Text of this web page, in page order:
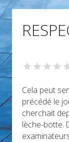
Cela peut
précédé le
cherchait
lèche-botte.